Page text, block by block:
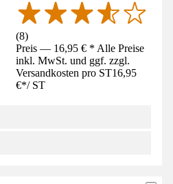
(8)
Preis — 16,95 € * Alle Preise
inkl. MwSt. und ggf. zzgl.
Versandkosten pro ST16,95
€*/ ST